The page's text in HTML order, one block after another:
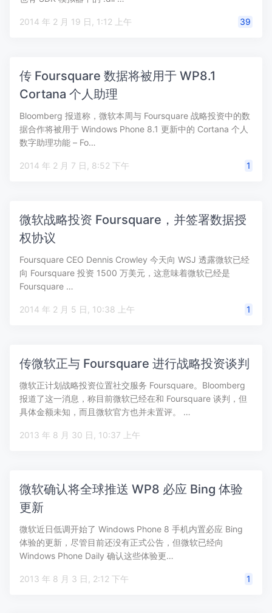
2014 年 2 月 19 日, 1:12 上午 39
传 Foursquare 数据将被用于 WP8.1
Cortana 个人助理
Bloomberg 报道称，微软本周与 Foursquare 战略投资中的数
据合作将被用于 Windows Phone 8.1 更新中的 Cortana 个人
数字助理功能 – Fo…
2014 年 2 月 7 日, 8:52 下午 1
微软战略投资 Foursquare，并签署数据授
权协议
Foursquare CEO Dennis Crowley 今天向 WSJ 透露微软已经
向 Foursquare 投资 1500 万美元，这意味着微软已经是
Foursquare …
2014 年 2 月 5 日, 10:38 上午 1
传微软正与 Foursquare 进行战略投资谈判
微软正计划战略投资位置社交服务 Foursquare。Bloomberg
报道了这一消息，称目前微软已经在和 Foursquare 谈判，但
具体金额未知，而且微软官方也并未置评。 …
2013 年 8 月 30 日, 10:37 上午
微软确认将全球推送 WP8 必应 Bing 体验
更新
微软近日低调开始了 Windows Phone 8 手机内置必应 Bing
体验的更新，尽管目前还没有正式公告，但微软已经向
Windows Phone Daily 确认这些体验更…
2013 年 8 月 3 日, 2:12 下午 1